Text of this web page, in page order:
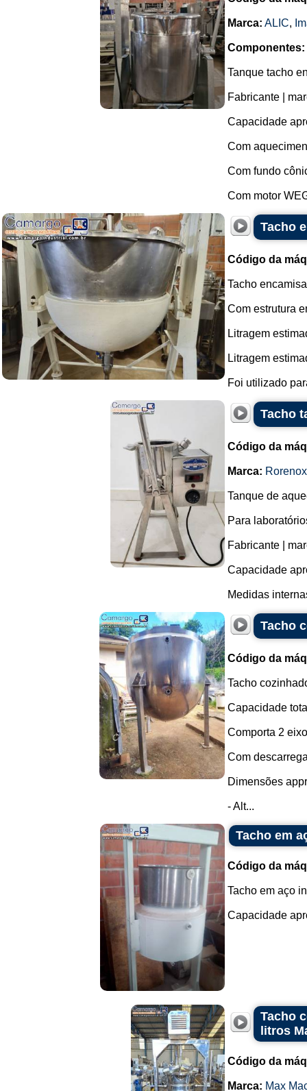
Marca: ALIC,
Componentes:
Tanque tacho
Fabricante |
Capacidade
Com
Com fundo
Com motor
Tacho
Código da
Tacho
Com estrutura
Litragem
Litragem
Foi utilizado
Tacho
Código da
Marca: Rorenox
Tanque de
Para
Fabricante |
Capacidade
Medidas
Tacho
Código da
Tacho
Capacidade
Comporta 2
Com
Dimensões
- Alt...
Tacho em
Código da
Tacho em aço
Capacidade
Tacho
litros
Código da
Marca: Max